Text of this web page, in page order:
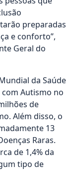
preparadas
e conforto”,
Geral do
da Saúde
com Autismo no
de
Além disso, o
13
Raras.
de 1,4% da
tipo de